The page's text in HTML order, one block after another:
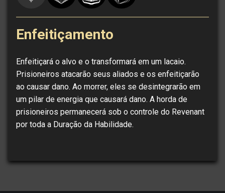
Enfeitiçamento
Enfeitiçará o alvo e o transformará em um lacaio.
Prisioneiros atacarão seus aliados e os enfeitiçarão
ao causar dano. Ao morrer, eles se desintegrarão em
um pilar de energia que causará dano. A horda de
prisioneiros permanecerá sob o controle do Revenant
por toda a Duração da Habilidade.